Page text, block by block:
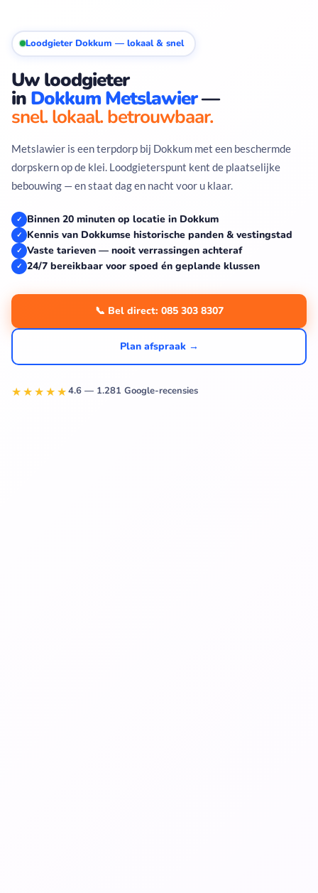
Loodgieter Dokkum — lokaal & snel
Uw loodgieter
in Dokkum Metslawier—
snel. lokaal. betrouwbaar.
Metslawier is een terpdorp bij Dokkum met een beschermde
dorpskern op de klei. Loodgieterspunt kent de plaatselijke
bebouwing — en staat dag en nacht voor u klaar.
✓ Binnen 20 minuten op locatie in Dokkum
✓ Kennis van Dokkumse historische panden & vestingstad
✓ Vaste tarieven — nooit verrassingen achteraf
✓ 24/7 bereikbaar voor spoed én geplande klussen
📞 Bel direct: 085 303 8307
Plan afspraak →
★★★★★4.6 — 1.281 Google-recensies